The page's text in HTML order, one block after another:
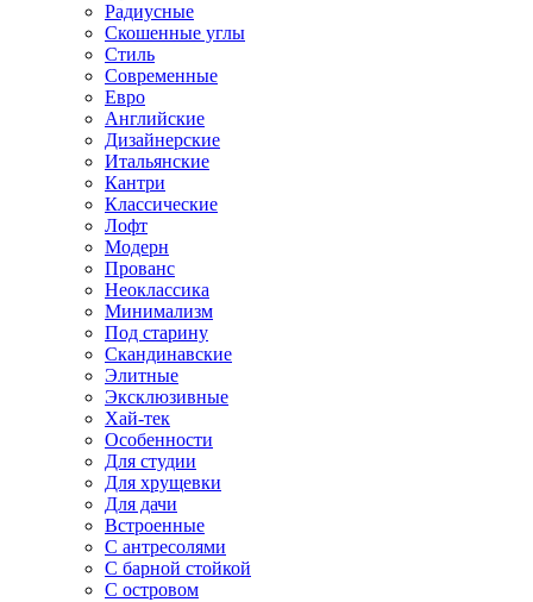
Радиусные
Скошенные углы
Стиль
Современные
Евро
Английские
Дизайнерские
Итальянские
Кантри
Классические
Лофт
Модерн
Прованс
Неоклассика
Минимализм
Под старину
Скандинавские
Элитные
Эксклюзивные
Хай-тек
Особенности
Для студии
Для хрущевки
Для дачи
Встроенные
С антресолями
С барной стойкой
С островом